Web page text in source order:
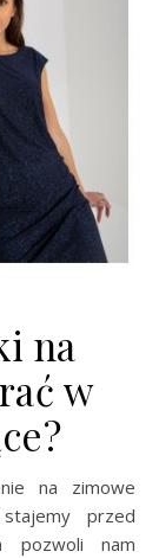
na
w
przed
pozwoli nam